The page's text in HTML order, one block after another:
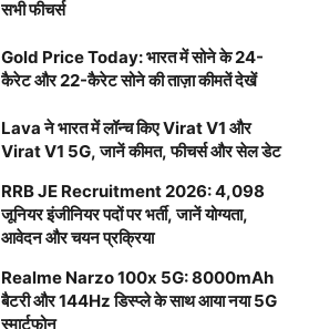
सभी फीचर्स
Gold Price Today: भारत में सोने के 24-
कैरेट और 22-कैरेट सोने की ताज़ा कीमतें देखें
Lava ने भारत में लॉन्च किए Virat V1 और
Virat V1 5G, जानें कीमत, फीचर्स और सेल डेट
RRB JE Recruitment 2026: 4,098
जूनियर इंजीनियर पदों पर भर्ती, जानें योग्यता,
आवेदन और चयन प्रक्रिया
Realme Narzo 100x 5G: 8000mAh
बैटरी और 144Hz डिस्प्ले के साथ आया नया 5G
स्मार्टफोन